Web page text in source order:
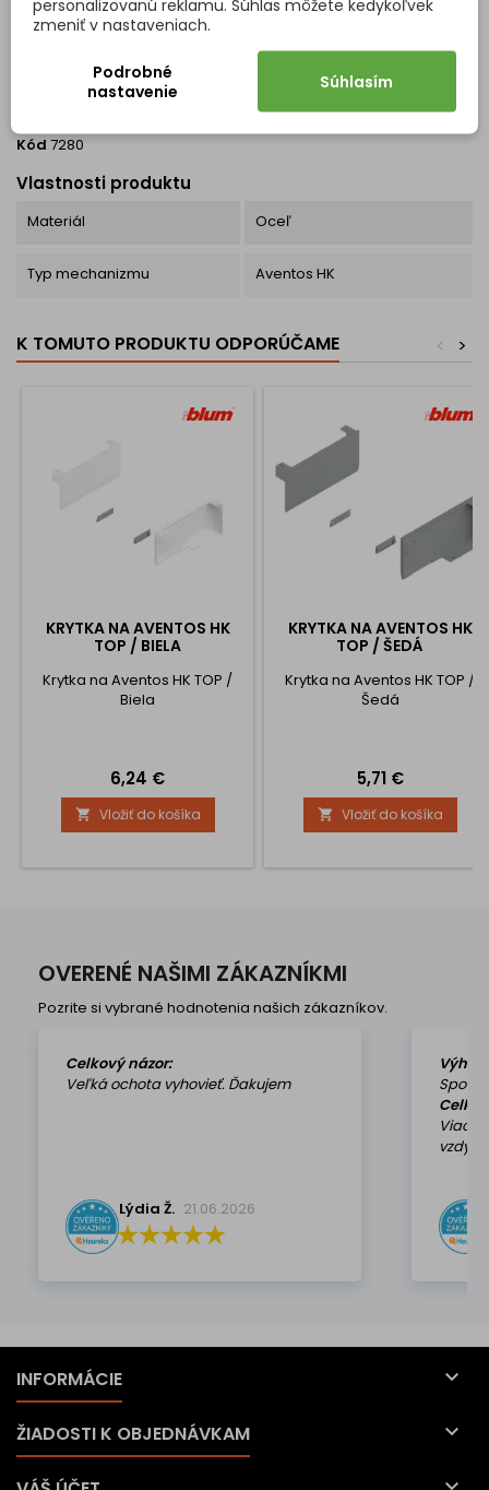
Kód 7280
Vlastnosti produktu
Materiál Oceľ
Typ mechanizmu Aventos HK
K TOMUTO PRODUKTU ODPORÚČAME >
<
KRYTKA NA AVENTOS HK
TOP / BIELA
Krytka na Aventos HK TOP /
Biela
Cena
6,24 €
 Vložiť do košíka
KRYTKA NA AVENTOS HK
TOP / ŠEDÁ
Krytka na Aventos HK TOP /
Šedá
Cena
5,71 €
 Vložiť do košíka
OVERENÉ NAŠIMI ZÁKAZNÍKMI
Pozrite si vybrané hodnotenia našich zákazníkov.
Celkový názor:
Veľká ochota vyhovieť. Ďakujem
Lýdia Ž. 21.06.2026
vzdy k
INFORMÁCIE 
ŽIADOSTI K OBJEDNÁVKAM 
personalizovanú reklamu. Súhlas môžete kedykoľvek
zmeniť v nastaveniach.
Podrobné
nastavenie
Súhlasím